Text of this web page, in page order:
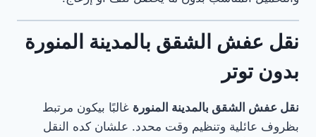
نقل عفش الشقق بالمدينة المنورة
بدون توتر
نقل عفش الشقق بالمدينة المنورة غالبًا بيكون مرتبط
بظروف عائلية وتنظيم وقت محدد. علشان كده النقل